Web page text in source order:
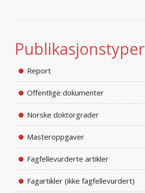
Publikasjonstyper
Report
Offentlige dokumenter
Norske doktorgrader
Masteroppgaver
Fagfellevurderte artikler
Fagartikler (ikke fagfellevurdert)